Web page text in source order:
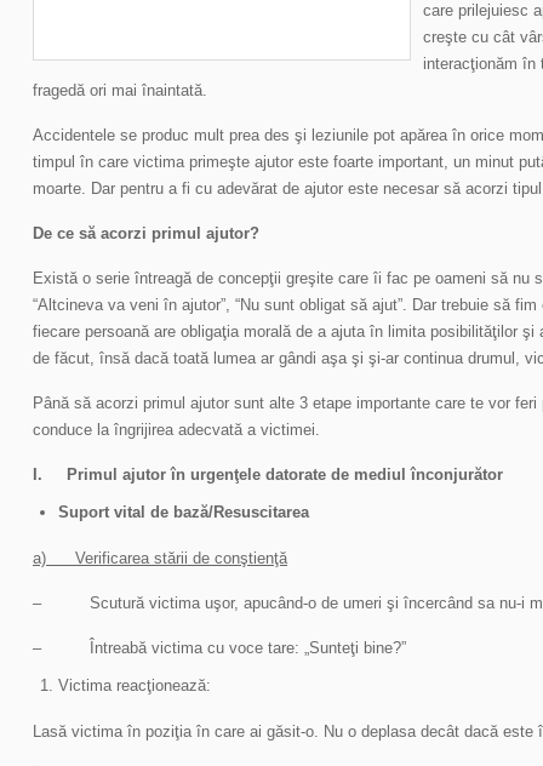
care prilejuiesc
creşte cu cât
interacţionăm în
fragedă ori mai înaintată.
Accidentele se produc mult prea des şi leziunile pot apărea în orice
timpul în care victima primeşte ajutor este foarte important, un minut
moarte. Dar pentru a fi cu adevărat de ajutor este necesar să acorzi
De ce să acorzi primul ajutor?
Există o serie întreagă de concepţii greşite care îi fac pe oameni să nu
“Altcineva va veni în ajutor”, “Nu sunt obligat să ajut”. Dar trebuie să
fiecare persoană are obligaţia morală de a ajuta în limita posibilităţilor
de făcut, însă dacă toată lumea ar gândi aşa şi şi-ar continua drumul,
Până să acorzi primul ajutor sunt alte 3 etape importante care te vor
conduce la îngrijirea adecvată a victimei.
I. Primul ajutor în urgenţele datorate de mediul înconjurător
Suport vital de bază/Resuscitarea
a) Verificarea stării de conştienţă
– Scutură victima uşor, apucând-o de umeri şi încercând sa nu-i
– Întreabă victima cu voce tare: „Sunteţi bine?”
Victima reacţionează:
Lasă victima în poziţia în care ai găsit-o. Nu o deplasa decât dacă este